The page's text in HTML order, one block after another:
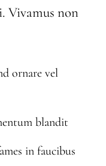
Vivamus non
ornare vel
blandit
in faucibus